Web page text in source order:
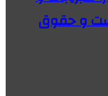
و حقوق